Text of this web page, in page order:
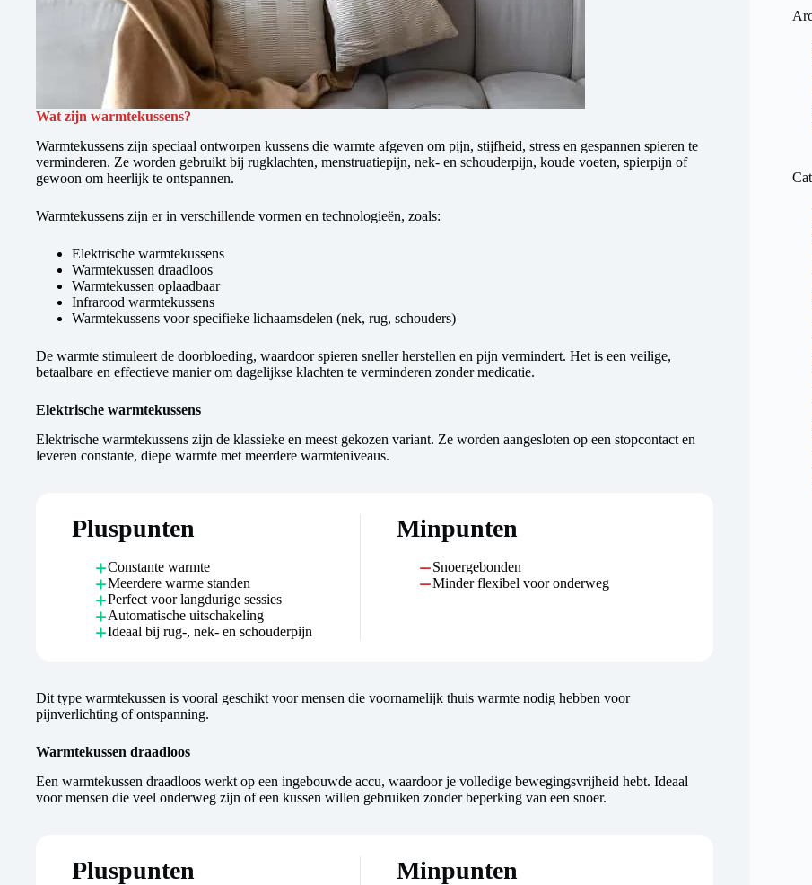
Wat zijn warmtekussens?
Warmtekussens zijn speciaal ontworpen kussens die warmte afgeven om pijn, stijfheid, stress en gespannen spieren te
verminderen. Ze worden gebruikt bij rugklachten, menstruatiepijn, nek- en schouderpijn, koude voeten, spierpijn of
gewoon om heerlijk te ontspannen.
Warmtekussens zijn er in verschillende vormen en technologieën, zoals:
Elektrische warmtekussens
Warmtekussen draadloos
Warmtekussen oplaadbaar
Infrarood warmtekussens
Warmtekussens voor specifieke lichaamsdelen (nek, rug, schouders)
De warmte stimuleert de doorbloeding, waardoor spieren sneller herstellen en pijn vermindert. Het is een veilige,
betaalbare en effectieve manier om dagelijkse klachten te verminderen zonder medicatie.
Elektrische warmtekussens
Elektrische warmtekussens zijn de klassieke en meest gekozen variant. Ze worden aangesloten op een stopcontact en
leveren constante, diepe warmte met meerdere warmteniveaus.
Pluspunten
Constante warmte
Meerdere warme standen
Perfect voor langdurige sessies
Automatische uitschakeling
Ideaal bij rug-, nek- en schouderpijn
Minpunten
Snoergebonden
Minder flexibel voor onderweg
Dit type warmtekussen is vooral geschikt voor mensen die voornamelijk thuis warmte nodig hebben voor
pijnverlichting of ontspanning.
Warmtekussen draadloos
Een warmtekussen draadloos werkt op een ingebouwde accu, waardoor je volledige bewegingsvrijheid hebt. Ideaal
voor mensen die veel onderweg zijn of een kussen willen gebruiken zonder beperking van een snoer.
Pluspunten Minpunten